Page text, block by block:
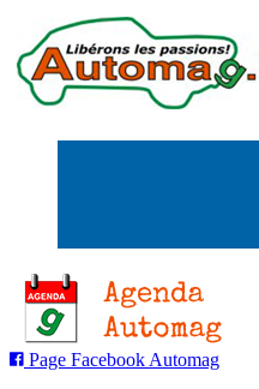
Page Facebook Automag